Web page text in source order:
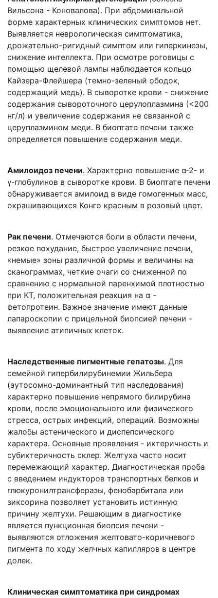
Вильсона - Коновалова). При абдоминальной
форме характерных клинических симптомов нет.
Выявляется неврологическая симптоматика,
дрожательно-ригидный симптом или гиперкинезы,
снижение интеллекта. При осмотре роговицы с
помощью щелевой лампы наблюдается кольцо
Кайзера-Флейшера (темно-зеленый ободок,
содержащий медь). В сыворотке крови - снижение
содержания сывороточного церулоплазмина (<200
нг/л) и увеличение содержания не связанной с
церуплазмином меди. В биоптате печени также
определяется повышение содержания меди.
Амилоидоз печени. Характерно повышение α-2- и
γ-глобулинов в сыворотке крови. В биоптате печени
обнаруживается амилоид в виде гомогенных масс,
окрашивающихся Конго красным в розовый цвет.
Рак печени. Отмечаются боли в области печени,
резкое похудание, быстрое увеличение печени,
«немые» зоны различной формы и величины на
сканограммах, четкие очаги со сниженной по
сравнению с нормальной паренхимой плотностью
при КТ, положительная реакция на α -
фетопротеин. Важное значение имеют данные
лапароскопии с прицельной биопсией печени -
выявление атипичных клеток.
Наследственные пигментные гепатозы. Для
семейной гипербилирубинемии Жильбера
(аутосомно-доминантный тип наследования)
характерно повышение непрямого билирубина
крови, после эмоционального или физического
стресса, острых инфекций, операций. Возможны
жалобы астенического и диспепсического
характера. Основные проявления - иктеричность и
субиктеричность склер. Желтуха часто носит
перемежающий характер. Диагностическая проба
с введением индукторов транспортных белков и
глюкуронилтрансферазы, фенобарбитала или
зиксорина позволяет установить истинную
причину желтухи. Решающим в диагностике
является пункционная биопсия печени -
выявляются отложения желтовато-коричневого
пигмента по ходу желчных капилляров в центре
долек.
Клиническая симптоматика при синдромах